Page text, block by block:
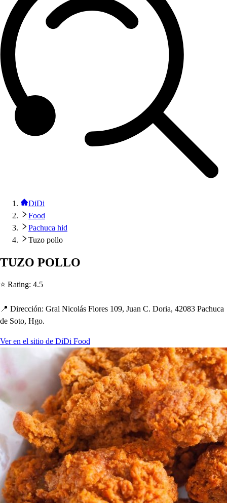
DiDi
Food
Pachuca hid
Tuzo pollo
TUZO POLLO
⭐ Rating: 4.5
📍 Dirección: Gral Nicolás Flores 109, Juan C. Doria, 42083 Pachuca
de Soto, Hgo.
Ver en el sitio de DiDi Food